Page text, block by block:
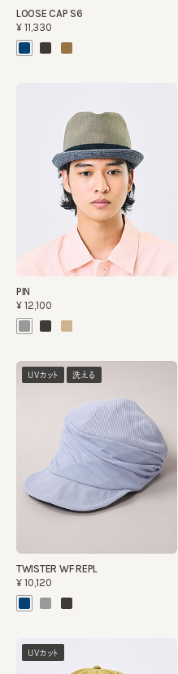
LOOSE CAP S6
¥11,330
PIN
¥12,100
UVカット 洗える
TWISTER WF REPL
¥10,120
UVカット